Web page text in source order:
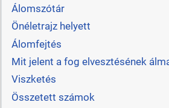
Álomszótár
Önéletrajz helyett
Álomfejtés
Mit jelent a fog elvesztésének
Viszketés
Összetett számok